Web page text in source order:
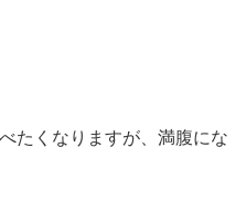
たくなりますが、満腹にな